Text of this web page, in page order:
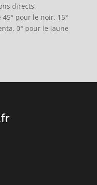
directs,
pour le noir, 15°
0° pour le jaune